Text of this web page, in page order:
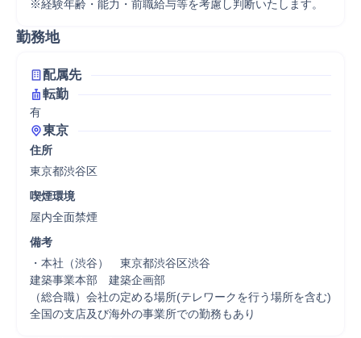
※経験年齢・能力・前職給与等を考慮し判断いたします。
勤務地
配属先
転勤
有
東京
住所
東京都渋谷区
喫煙環境
屋内全面禁煙
備考
・本社（渋谷）　東京都渋谷区渋谷
建築事業本部　建築企画部
（総合職）会社の定める場所(テレワークを行う場所を含む)
全国の支店及び海外の事業所での勤務もあり